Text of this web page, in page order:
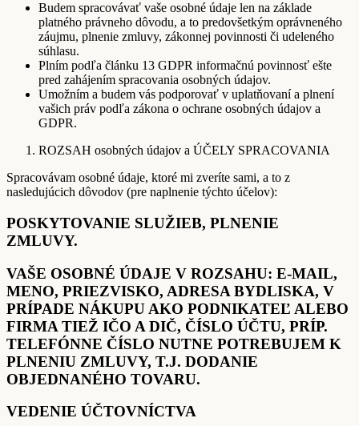
Budem spracovávať vaše osobné údaje len na základe
platného právneho dôvodu, a to predovšetkým oprávneného
záujmu, plnenie zmluvy, zákonnej povinnosti či udeleného
súhlasu.
Plním podľa článku 13 GDPR informačnú povinnosť ešte
pred zahájením spracovania osobných údajov.
Umožním a budem vás podporovať v uplatňovaní a plnení
vašich práv podľa zákona o ochrane osobných údajov a
GDPR.
ROZSAH osobných údajov a ÚČELY SPRACOVANIA
Spracovávam osobné údaje, ktoré mi zveríte sami, a to z
nasledujúcich dôvodov (pre naplnenie týchto účelov):
POSKYTOVANIE SLUŽIEB, PLNENIE
ZMLUVY.
VAŠE OSOBNÉ ÚDAJE V ROZSAHU: E-MAIL,
MENO, PRIEZVISKO, ADRESA BYDLISKA, V
PRÍPADE NÁKUPU AKO PODNIKATEĽ ALEBO
FIRMA TIEŽ IČO A DIČ, ČÍSLO ÚČTU, PRÍP.
TELEFÓNNE ČÍSLO NUTNE POTREBUJEM K
PLNENIU ZMLUVY, T.J. DODANIE
OBJEDNANÉHO TOVARU.
VEDENIE ÚČTOVNÍCTVA